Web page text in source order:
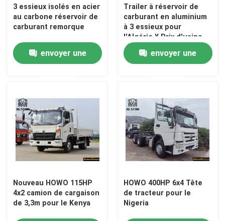
3 essieux isolés en acier
au carbone réservoir de
carburant remorque
envoyer une
Trailer à réservoir de
carburant en aluminium
à 3 essieux pour
l'Algérie ¥ Prix d'usine
envoyer une
Nouveau HOWO 115HP
4x2 camion de cargaison
de 3,3m pour le Kenya
HOWO 400HP 6x4 Tête
de tracteur pour le
Nigeria